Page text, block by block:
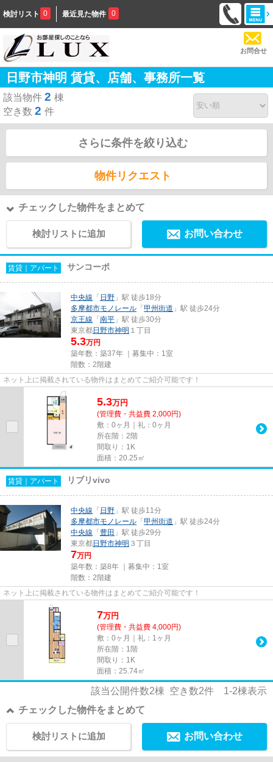
検討リスト 0 最近見た物件 0
お問合せ
日野市神明 賃貸、店舗、事務所一覧
該当物件 2 棟
空き数 2 件
さらに条件を絞り込む
物件リクエスト
チェックした物件をまとめて
検討リストに追加 お問い合わせ
賃貸｜アパート サンコーポ
中央線 「 日野 」駅 徒歩18分
多摩都市モノレール 「甲州街道 」駅 徒歩24分
京王線 「南平 」駅 徒歩30分
東京都日野市神明 １丁目
5.3万円
築年数：築37年 ｜募集中： 1室
階数：2階建
ネット上に掲載されている物件はまとめてご紹介可能です！
5.3万円
(管理費・共益費 2,000円)
敷：0ヶ月｜礼：0ヶ月
所在階：2階
間取り：1K
面積：20.25㎡
賃貸｜アパート リブリvivo
中央線 「 日野 」駅 徒歩11分
多摩都市モノレール 「甲州街道 」駅 徒歩24分
中央線 「豊田 」駅 徒歩29分
東京都日野市神明 ３丁目
7万円
築年数：築8年 ｜募集中： 1室
階数：2階建
ネット上に掲載されている物件はまとめてご紹介可能です！
7万円
(管理費・共益費 4,000円)
敷：0ヶ月｜礼：1ヶ月
所在階：1階
間取り：1K
面積：25.74㎡
該当公開件数2棟 空き数2件 1-2棟表示
チェックした物件をまとめて
お問い合わせ
検討リストに追加